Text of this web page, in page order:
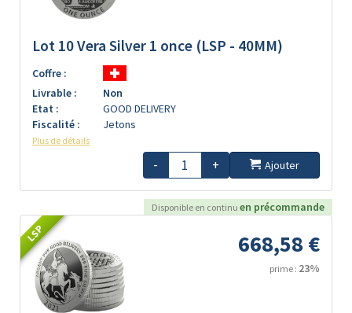
Lot 10 Vera Silver 1 once (LSP - 40MM)
Coffre :
Livrable :
Non
Etat :
GOOD DELIVERY
Fiscalité :
Jetons
Plus de détails
- + Ajouter
Disponible en continu en précommande
LSP 668,58 €
prime : 23%